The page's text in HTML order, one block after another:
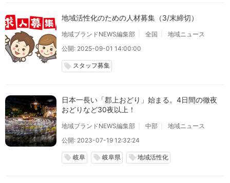
地域活性化のための人材募集（3/末締切）
地域ブランドNEWS編集部 全国
地域ニュース
公開: 2025-09-01 14:00:00
local_offer スタッフ募集
日本一長い「郡上おどり」始まる。4日間の徹夜
おどりなど30夜以上！
地域ブランドNEWS編集部 中部
地域ニュース
公開: 2023-07-19 12:32:24
local_offer 岐阜 local_offer 岐阜県 local_offer 地域活性化